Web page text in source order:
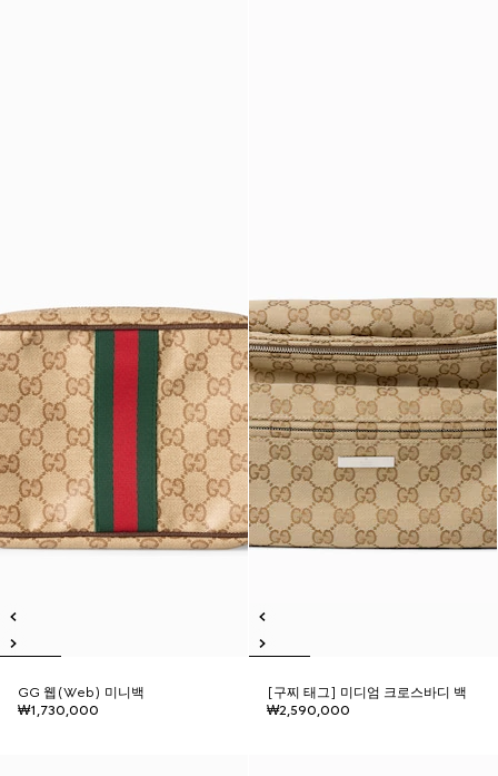
GG 웹(Web) 미니백
₩1,730,000
[구찌 태그] 미디엄 크로스바디 백
₩2,590,000